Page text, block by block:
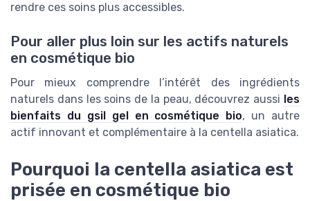
rendre ces soins plus accessibles.
Pour aller plus loin sur les actifs naturels
en cosmétique bio
Pour mieux comprendre l’intérêt des ingrédients
naturels dans les soins de la peau, découvrez aussi les
bienfaits du gsil gel en cosmétique bio, un autre
actif innovant et complémentaire à la centella asiatica.
Pourquoi la centella asiatica est
prisée en cosmétique bio